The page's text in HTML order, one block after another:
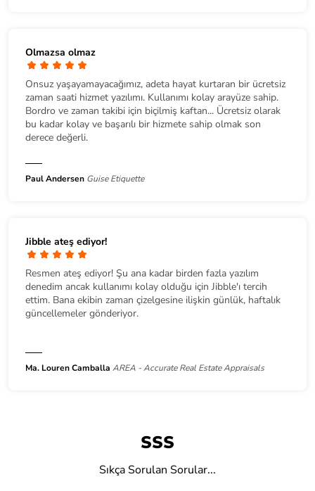
Olmazsa olmaz
Onsuz yaşayamayacağımız, adeta hayat kurtaran bir ücretsiz
zaman saati hizmet yazılımı. Kullanımı kolay arayüze sahip.
Bordro ve zaman takibi için biçilmiş kaftan... Ücretsiz olarak
bu kadar kolay ve başarılı bir hizmete sahip olmak son
derece değerli.
Paul Andersen Guise Etiquette
Jibble ateş ediyor!
Resmen ateş ediyor! Şu ana kadar birden fazla yazılım
denedim ancak kullanımı kolay olduğu için Jibble'ı tercih
ettim. Bana ekibin zaman çizelgesine ilişkin günlük, haftalık
güncellemeler gönderiyor.
Ma. Louren Camballa AREA - Accurate Real Estate Appraisals
SSS
Sıkça Sorulan Sorular...